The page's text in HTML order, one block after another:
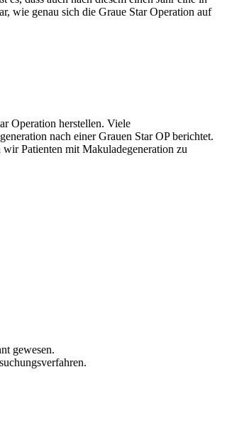
wie genau sich die Graue Star Operation auf
Operation herstellen. Viele
nach einer Grauen Star OP berichtet.
Patienten mit Makuladegeneration zu
gewesen.